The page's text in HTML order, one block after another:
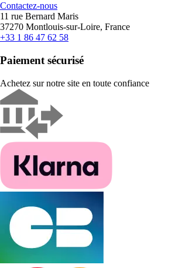
Contactez-nous
11 rue Bernard Maris
37270 Montlouis-sur-Loire, France
+33 1 86 47 62 58
Paiement sécurisé
Achetez sur notre site en toute confiance